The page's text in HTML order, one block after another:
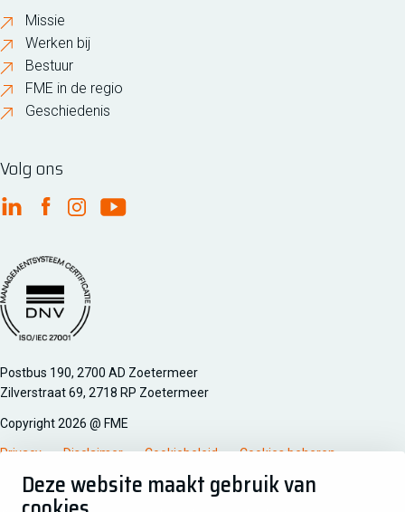
Deze website maakt gebruik van
Missie
Werken bij
Bestuur
FME in de regio
Geschiedenis
Volg ons
FME Linkedin
FME Facebook
FME Instagram
FME Youtube
Managementsyteem certificatie DNV iso/iec 27001
Postbus 190, 2700 AD Zoetermeer
Zilverstraat 69, 2718 RP Zoetermeer
Copyright 2026 @ FME
Privacy Disclaimer Cookiebeleid Cookies beheren